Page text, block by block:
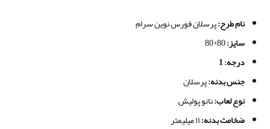
نام طرح:پرسلان فورس نوین سرام
سایز:
درجه: 1
جنس بدنه:پرسلان
نوع لعاب:نانو پولیش
ضخامت بدنه: